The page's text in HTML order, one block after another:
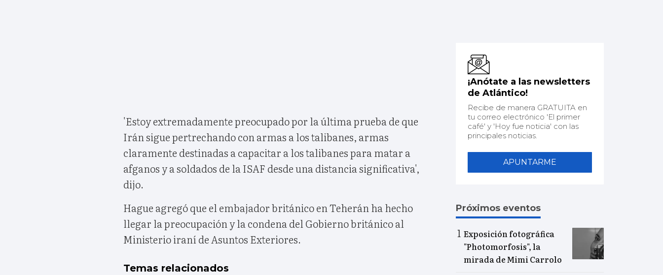
'Estoy extremadamente preocupado por la última prueba de que
Irán sigue pertrechando con armas a los talibanes, armas
claramente destinadas a capacitar a los talibanes para matar a
afganos y a soldados de la ISAF desde una distancia significativa',
dijo.
Hague agregó que el embajador británico en Teherán ha hecho
llegar la preocupación y la condena del Gobierno británico al
Ministerio iraní de Asuntos Exteriores.
Temas relacionados
¡Anótate a las newsletters
de Atlántico!
Recibe de manera GRATUITA en
tu correo electrónico 'El primer
café' y 'Hoy fue noticia' con las
principales noticias.
APUNTARME
Próximos eventos
Exposición fotográfica
"Photomorfosis", la
mirada de Mimi Carrolo